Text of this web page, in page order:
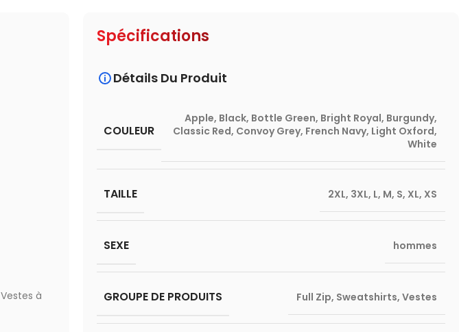
Vestes à
Spécifications
Détails Du Produit
COULEUR
Apple, Black, Bottle Green, Bright Royal, Burgundy,
Classic Red, Convoy Grey, French Navy, Light Oxford,
White
TAILLE 2XL, 3XL, L, M, S, XL, XS
SEXE hommes
GROUPE DE PRODUITS Full Zip, Sweatshirts, Vestes